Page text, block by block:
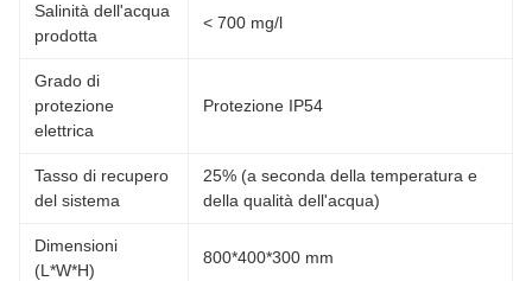
Salinità dell'acqua
prodotta
< 700 mg/l
Grado di
protezione
elettrica
Protezione IP54
Tasso di recupero
del sistema
25% (a seconda della temperatura e
della qualità dell'acqua)
Dimensioni
(L*W*H)
800*400*300 mm